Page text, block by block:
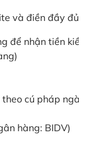
và điền đầy đủ
để nhận tiền
cú pháp
hàng: BIDV)